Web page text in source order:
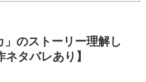
」のストーリー理解し
タバレあり】